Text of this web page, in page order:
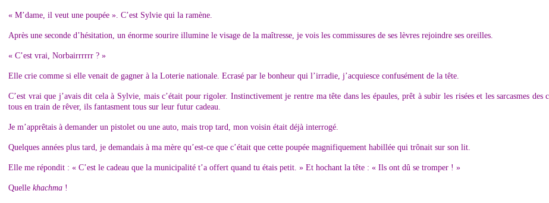
« M’dame, il veut une poupée ». C’est Sylvie qui la ramène.
Après une seconde d’hésitation, un énorme sourire illumine le visage de la maîtresse, je vois les commissures de ses lèvres rejoindre ses oreilles.
« C’est vrai, Norbairrrrrr ? »
Elle crie comme si elle venait de gagner à la Loterie nationale. Ecrasé par le bonheur qui l’irradie, j’acquiesce confusément de la tête.
C’est vrai que j’avais dit cela à Sylvie, mais c’était pour rigoler. Instinctivement je rentre ma tête dans les épaules, prêt à subir les risées et les sarcasmes
tous en train de rêver, ils fantasment tous sur leur futur cadeau.
Je m’apprêtais à demander un pistolet ou une auto, mais trop tard, mon voisin était déjà interrogé.
Quelques années plus tard, je demandais à ma mère qu’est-ce que c’était que cette poupée magnifiquement habillée qui trônait sur son lit.
Elle me répondit : « C’est le cadeau que la municipalité t’a offert quand tu étais petit. » Et hochant la tête : « Ils ont dû se tromper ! »
Quelle khachma !